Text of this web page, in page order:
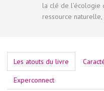
la clé de l’écologie
ressource naturelle,
Les atouts du livre
Experconnect